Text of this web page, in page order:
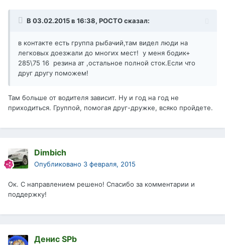
В 03.02.2015 в 16:38, РОСТО сказал:
в контакте есть группа рыбачий,там видел люди на
легковых доезжали до многих мест! у меня бодик+
285\75 16 резина ат ,остальное полной сток.Если что
друг другу поможем!
Там больше от водителя зависит. Ну и год на год не
приходиться. Группой, помогая друг-дружке, всяко пройдете.
Dimbich
Опубликовано 3 февраля, 2015
Ок. С направлением решено! Спасибо за комментарии и
поддержку!
Денис SPb